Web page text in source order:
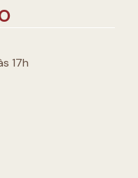
17h